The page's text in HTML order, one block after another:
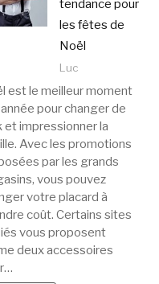
tendance pour
les fêtes de
Noël
Luc
est le meilleur moment
pour changer de
et impressionner la
Avec les promotions
par les grands
vous pouvez
votre placard à
coût. Certains sites
vous proposent
deux accessoires